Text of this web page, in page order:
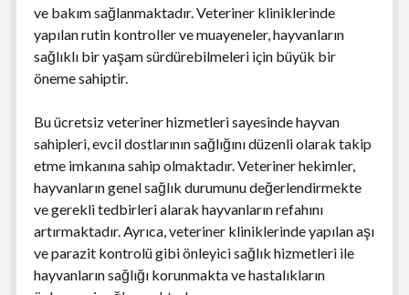
ve bakım sağlanmaktadır. Veteriner kliniklerinde
yapılan rutin kontroller ve muayeneler, hayvanların
sağlıklı bir yaşam sürdürebilmeleri için büyük bir
öneme sahiptir.
Bu ücretsiz veteriner hizmetleri sayesinde hayvan
sahipleri, evcil dostlarının sağlığını düzenli olarak takip
etme imkanına sahip olmaktadır. Veteriner hekimler,
hayvanların genel sağlık durumunu değerlendirmekte
ve gerekli tedbirleri alarak hayvanların refahını
artırmaktadır. Ayrıca, veteriner kliniklerinde yapılan aşı
ve parazit kontrolü gibi önleyici sağlık hizmetleri ile
hayvanların sağlığı korunmakta ve hastalıkların